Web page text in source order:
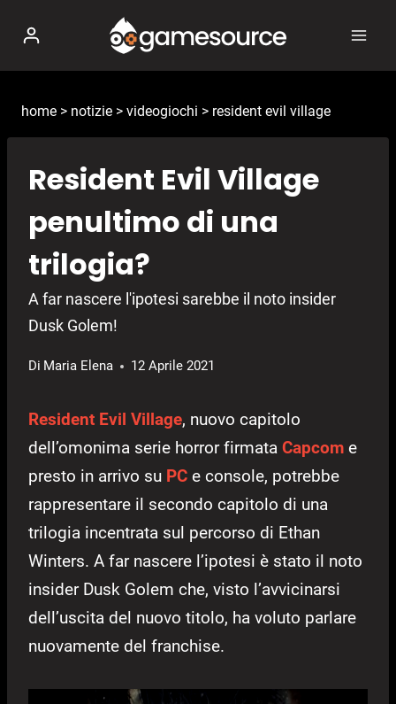
contenuto
home > notizie > videogiochi > resident evil village
Resident Evil Village
penultimo di una
trilogia?
A far nascere l'ipotesi sarebbe il noto insider
Dusk Golem!
Di Maria Elena 12 Aprile 2021
Resident Evil Village, nuovo capitolo
dell’omonima serie horror firmata Capcom e
presto in arrivo su PC e console, potrebbe
rappresentare il secondo capitolo di una
trilogia incentrata sul percorso di Ethan
Winters. A far nascere l’ipotesi è stato il noto
insider Dusk Golem che, visto l’avvicinarsi
dell’uscita del nuovo titolo, ha voluto parlare
nuovamente del franchise.